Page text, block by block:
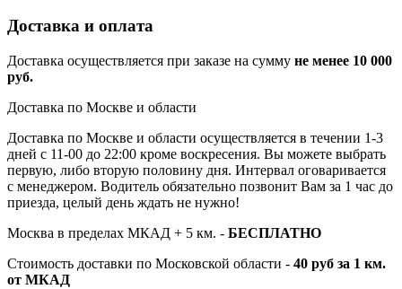
Доставка и оплата
Доставка осуществляется при заказе на сумму не менее 10 000
руб.
Доставка по Москве и области
Доставка по Москве и области осуществляется в течении 1-3
дней с 11-00 до 22:00 кроме воскресения. Вы можете выбрать
первую, либо вторую половину дня. Интервал оговаривается
с менеджером. Водитель обязательно позвонит Вам за 1 час до
приезда, целый день ждать не нужно!
Москва в пределах МКАД + 5 км. - БЕСПЛАТНО
Стоимость доставки по Московской области - 40 руб за 1 км.
от МКАД